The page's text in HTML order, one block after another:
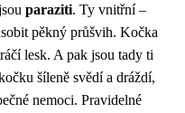
paraziti. Ty vnitřní –
pěkný průšvih. Kočka
lesk. A pak jsou tady ti
šíleně svědí a dráždí,
nemoci. Pravidelné